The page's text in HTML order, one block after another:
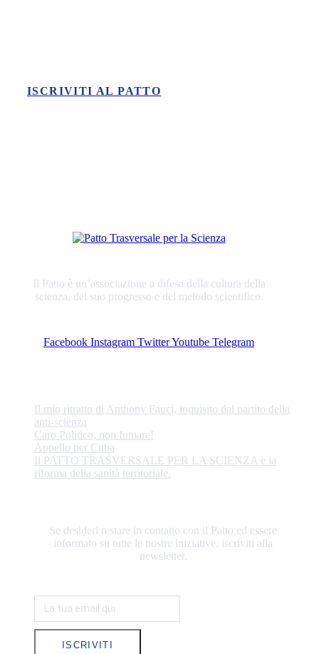
ISCRIVITI AL PATTO
Il Patto è un’associazione a difesa della cultura della
scienza, del suo progresso e del metodo scientifico.
Facebook Instagram TwitterYoutube Telegram
Il mio ritratto di Anthony Fauci, inquisito dal partito della
anti-scienza
Caro Politico, non fumare!
Appello per Cuba
Il PATTO TRASVERSALE PER LA SCIENZA e la
riforma della sanità territoriale.
Se desideri restare in contatto con il Patto ed essere
informato su tutte le nostre iniziative, iscriviti alla
newsletter.
ISCRIVITI